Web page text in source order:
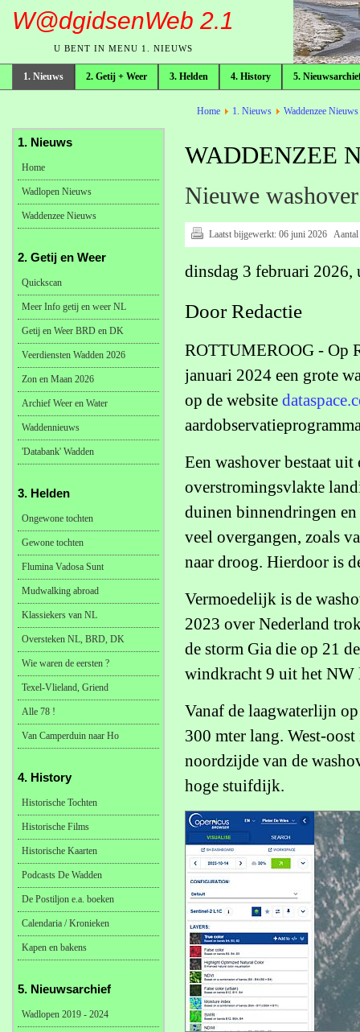
W@dgidsenWeb 2.1
U BENT IN MENU 1. NIEUWS
1. Nieuws 2. Getij + Weer 3. Helden 4. History 5.
broodkruimelpad
Home 1. Nieuws Waddenzee Nieuws
WADDENZEE
Nieuwe
Laatst bijgewerkt: 06 juni 2026
dinsdag 3 februari 2026,
Door Redactie
ROTTUMEROOG - Op
januari 2024 een grote
op de website
Een washover bestaat uit
overstromingsvlakte
duinen binnendringen
veel overgangen, zoals
naar droog. Hierdoor is
Vermoedelijk is de
2023 over Nederland
de storm Gia die op 21
windkracht 9 uit het NW
Vanaf de laagwaterlijn
300 mter lang. West-
noordzijde van de
hoge stuifdijk.
1. Nieuws
Home
Wadlopen Nieuws
Waddenzee Nieuws
2. Getij en Weer
Quickscan
Meer Info getij en weer NL
Getij en Weer BRD en DK
Veerdiensten Wadden 2026
Zon en Maan 2026
Archief Weer en Water
Waddennieuws
'Databank' Wadden
3. Helden
Ongewone tochten
Gewone tochten
Flumina Vadosa Sunt
Mudwalking abroad
Klassiekers van NL
Oversteken NL, BRD, DK
Wie waren de eersten ?
Texel-Vlieland, Griend
Alle 78 !
Van Camperduin naar Ho
4. History
Historische Tochten
Historische Films
Historische Kaarten
Podcasts De Wadden
De Postiljon e.a. boeken
Calendaria / Kronieken
Kapen en bakens
5. Nieuwsarchief
Wadlopen 2019 - 2024